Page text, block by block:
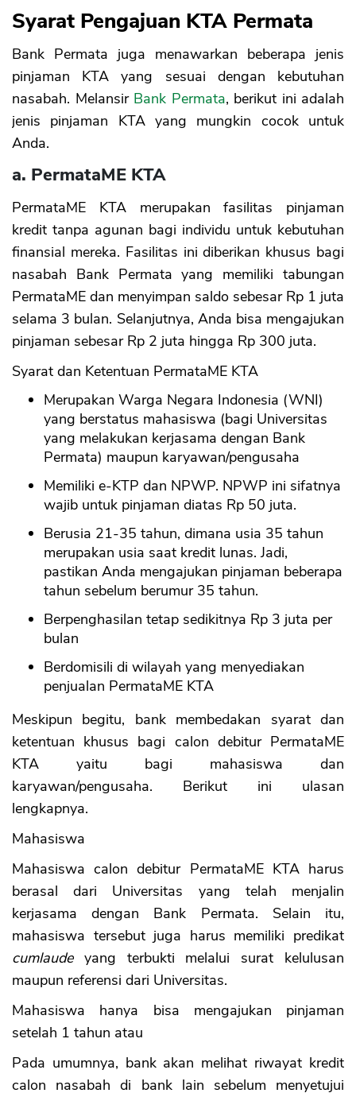
Syarat Pengajuan KTA Permata
Bank Permata juga menawarkan beberapa jenis
pinjaman KTA yang sesuai dengan kebutuhan
nasabah. Melansir Bank Permata, berikut ini adalah
jenis pinjaman KTA yang mungkin cocok untuk
Anda.
a. PermataME KTA
PermataME KTA merupakan fasilitas pinjaman
kredit tanpa agunan bagi individu untuk kebutuhan
finansial mereka. Fasilitas ini diberikan khusus bagi
nasabah Bank Permata yang memiliki tabungan
PermataME dan menyimpan saldo sebesar Rp 1 juta
selama 3 bulan. Selanjutnya, Anda bisa mengajukan
pinjaman sebesar Rp 2 juta hingga Rp 300 juta.
Syarat dan Ketentuan PermataME KTA
Merupakan Warga Negara Indonesia (WNI)
yang berstatus mahasiswa (bagi Universitas
yang melakukan kerjasama dengan Bank
Permata) maupun karyawan/pengusaha
Memiliki e-KTP dan NPWP. NPWP ini sifatnya
wajib untuk pinjaman diatas Rp 50 juta.
Berusia 21-35 tahun, dimana usia 35 tahun
merupakan usia saat kredit lunas. Jadi,
pastikan Anda mengajukan pinjaman beberapa
tahun sebelum berumur 35 tahun.
Berpenghasilan tetap sedikitnya Rp 3 juta per
bulan
Berdomisili di wilayah yang menyediakan
penjualan PermataME KTA
Meskipun begitu, bank membedakan syarat dan
ketentuan khusus bagi calon debitur PermataME
KTA yaitu bagi mahasiswa dan
karyawan/pengusaha. Berikut ini ulasan
lengkapnya.
Mahasiswa
Mahasiswa calon debitur PermataME KTA harus
berasal dari Universitas yang telah menjalin
kerjasama dengan Bank Permata. Selain itu,
mahasiswa tersebut juga harus memiliki predikat
cumlaudeyang terbukti melalui surat kelulusan
maupun referensi dari Universitas.
Mahasiswa hanya bisa mengajukan pinjaman
setelah 1 tahun atau
Pada umumnya, bank akan melihat riwayat kredit
calon nasabah di bank lain sebelum menyetujui